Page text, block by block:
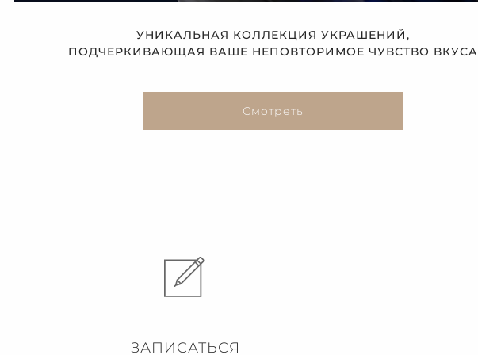
УНИКАЛЬНАЯ КОЛЛЕКЦИЯ УКРАШЕНИЙ,
ПОДЧЕРКИВАЮЩАЯ ВАШЕ НЕПОВТОРИМОЕ ЧУВСТВО ВКУСА
Смотреть
ЗАПИСАТЬСЯ